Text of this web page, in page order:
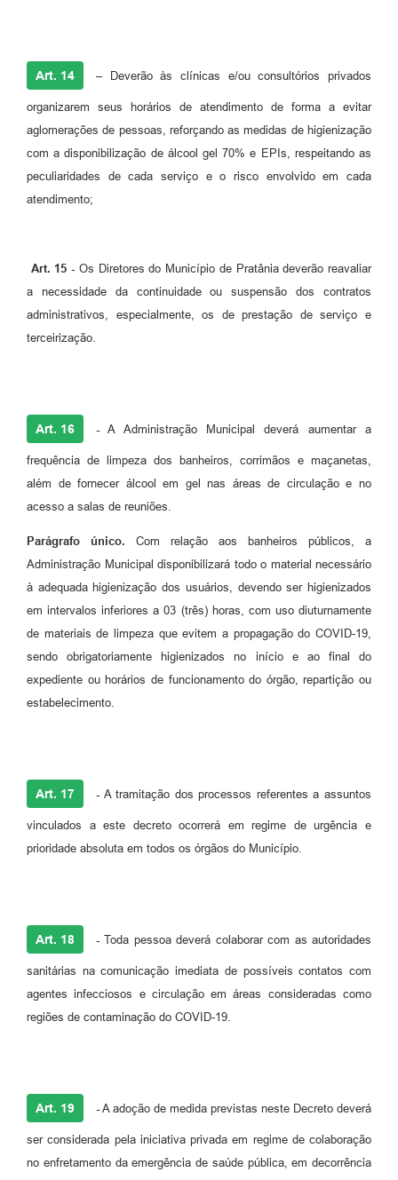
Art. 14 –Deverão às clínicas e/ou consultórios privados
organizarem seus horários de atendimento de forma a evitar
aglomerações de pessoas, reforçando as medidas de higienização
com a disponibilização de álcool gel 70% e EPIs, respeitando as
peculiaridades de cada serviço e o risco envolvido em cada
atendimento;
Art. 15 -Os Diretores do Município de Pratânia deverão reavaliar
a necessidade da continuidade ou suspensão dos contratos
administrativos, especialmente, os de prestação de serviço e
terceirização.
Art. 16 -A Administração Municipal deverá aumentar a
frequência de limpeza dos banheiros, corrimãos e maçanetas,
além de fornecer álcool em gel nas áreas de circulação e no
acesso a salas de reuniões.
Parágrafo único. Com relação aos banheiros públicos, a
Administração Municipal disponibilizará todo o material necessário
à adequada higienização dos usuários, devendo ser higienizados
em intervalos inferiores a 03 (três) horas, com uso diuturnamente
de materiais de limpeza que evitem a propagação do COVID-19,
sendo obrigatoriamente higienizados no início e ao final do
expediente ou horários de funcionamento do órgão, repartição ou
estabelecimento.
Art. 17 -A tramitação dos processos referentes a assuntos
vinculados a este decreto ocorrerá em regime de urgência e
prioridade absoluta em todos os órgãos do Município.
Art. 18 -Toda pessoa deverá colaborar com as autoridades
sanitárias na comunicação imediata de possíveis contatos com
agentes infecciosos e circulação em áreas consideradas como
regiões de contaminação do COVID-19.
Art. 19 -A adoção de medida previstas neste Decreto deverá
ser considerada pela iniciativa privada em regime de colaboração
no enfretamento da emergência de saúde pública, em decorrência